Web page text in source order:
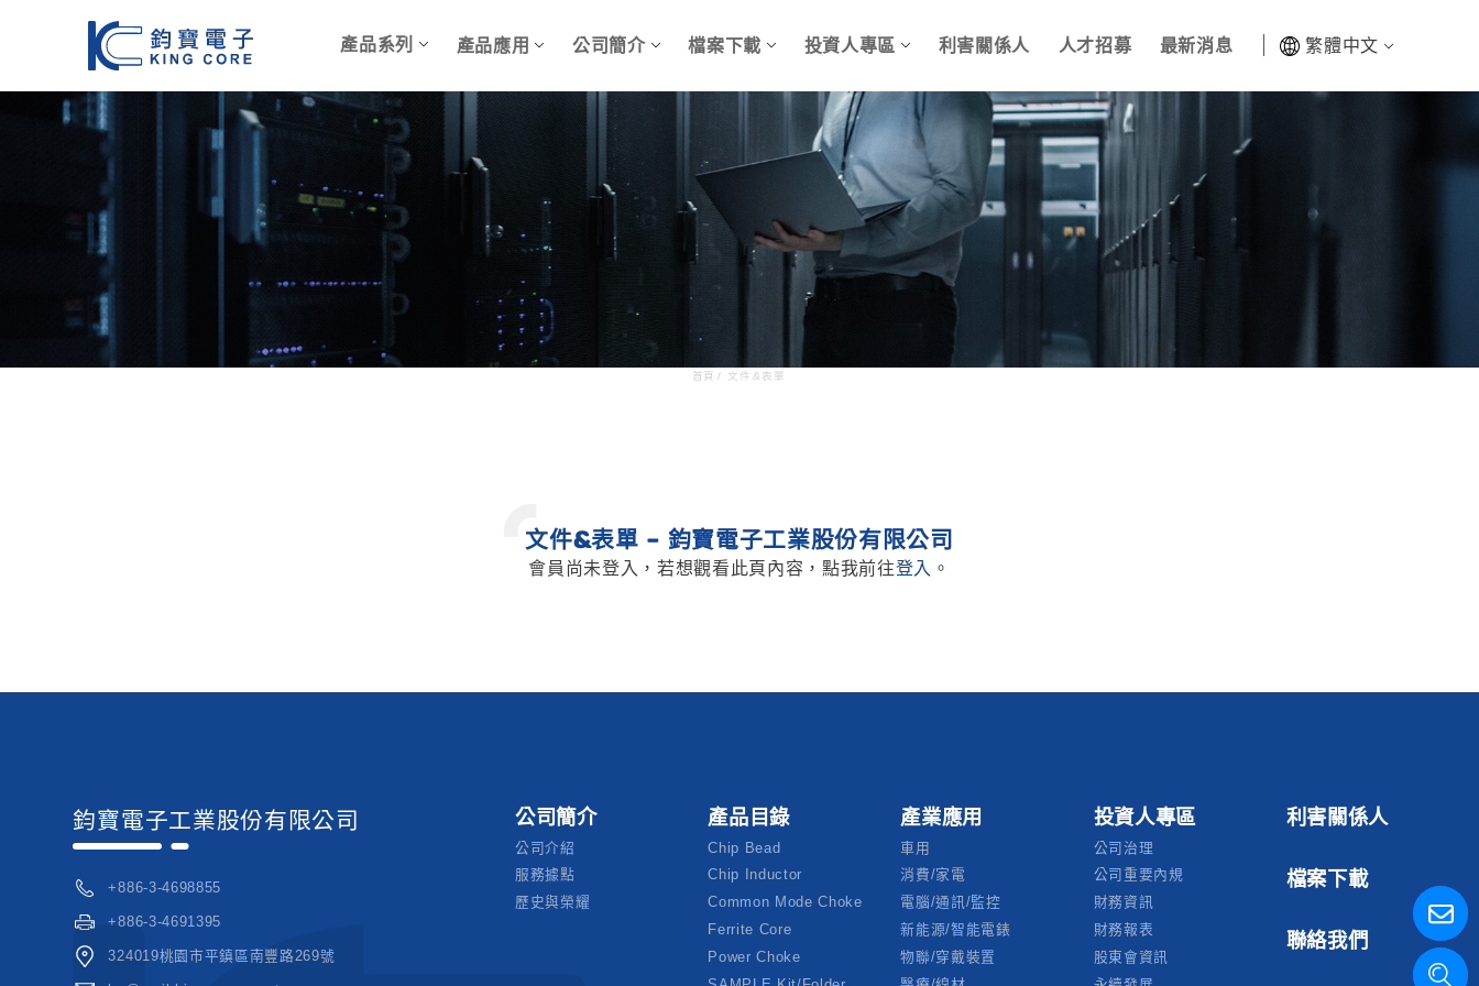
產品系列 產品應用 公司簡介 檔案下載 投資人專區 利害關係人 人才招募 最新消息 繁體中文
首頁/ 文件&表單
文件&表單 - 鈞寶電子工業股份有限公司
會員尚未登入，若想觀看此頁內容，點我前往登入 。
鈞寶電子工業股份有限公司
+886-3-4698855
+886-3-4691395
324019桃園市平鎮區南豐路269號
公司簡介
公司介紹
服務據點
歷史與榮耀
產品目錄
Chip Bead
Chip Inductor
Common Mode Choke
Ferrite Core
Power Choke
產業應用
車用
消費/家電
電腦/通訊/監控
新能源/智能電錶
物聯/穿戴裝置
投資人專區
公司治理
公司重要內規
財務資訊
財務報表
股東會資訊
利害關係人
檔案下載
聯絡我們